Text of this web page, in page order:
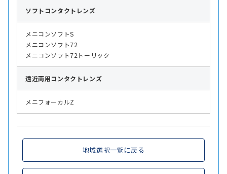
ソフト コンタクトレンズ
メニコンソフトS
メニコンソフト72
メニコンソフト72トーリック
遠近両用コンタクトレンズ
メニフォーカルZ
地域選択一覧に戻る